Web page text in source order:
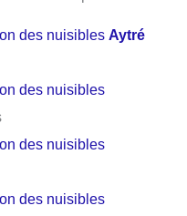
des nuisiblesAytré
des nuisibles
des nuisibles
des nuisibles